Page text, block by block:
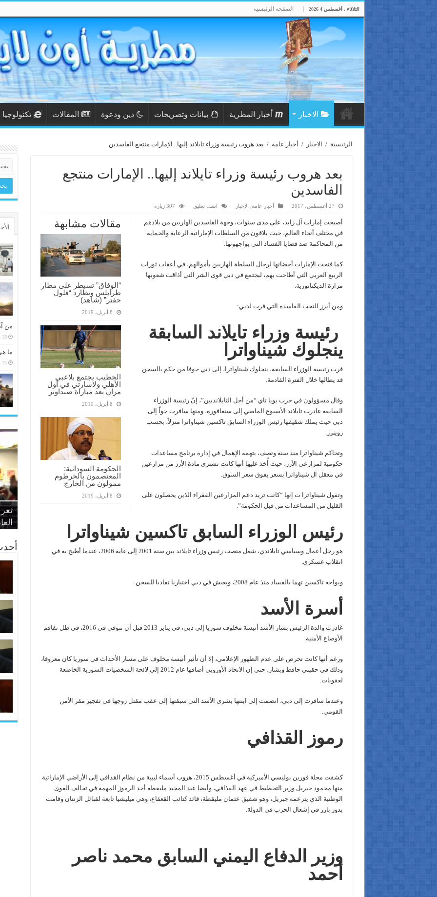
الثلاثاء , أغسطس 4 2026 الصفحه الرئيسيه
الاخبار أخبار المطرية بيانات وتصريحات دين ودعوة المقالات تكنولوجيا
الرئيسية / الاخبار / أخبار عامه / بعد هروب رئيسة وزراء تايلاند إليها.. الإمارات منتجع الفاسدين
بعد هروب رئيسة وزراء تايلاند إليها.. الإمارات منتجع
الفاسدين
27 أغسطس، 2017 أخبار عامه الاخبار اضف تعليق 307 زيارة
مقالات مشابهة
“الوفاق” تسيطر على مطار
طرابلس وتطارد “فلول
حفتر” (شاهد)
8 أبريل، 2019
الخطيب يجتمع بلاعبي
الأهلي ولاسارتي في أول
مران بعد مباراة صنداونز
8 أبريل، 2019
الحكومة السودانية:
المعتصمون بالخرطوم
ممولون من الخارج
8 أبريل، 2019
أصبحت إمارات آل زايد، على مدى سنوات، وجهة الفاسدين الهاربين من بلادهم
في مختلف أنحاء العالم، حيث يلاقون من السلطات الإماراتية الرعاية والحماية
من المحاكمة ضد قضايا الفساد التي يواجهونها.
كما فتحت الإمارات أحضانها لرجال السلطة الهاربين بأموالهم، في أعقاب ثورات
الربيع العربي التي أطاحت بهم، ليجتمع في دبي قوى الشر التي أذاقت شعوبها
مرارة الديكتاتورية.
ومن أبرز النخب الفاسدة التي فرت لدبي:
رئيسة وزراء تايلاند السابقة
ينجلوك شيناواترا
فرت رئيسة الوزراء السابقة، ينجلوك شيناواترا، إلى دبي خوفا من حكم بالسجن
قد يطالها خلال الفترة القادمة.
وقال مسؤولون في حزب بويا تاي “من أجل التايلانديين”، إنّ رئيسة الوزراء
السابقة غادرت تايلاند الأسبوع الماضي إلى سنغافورة، ومنها سافرت جواً إلى
دبي حيث يملك شقيقها رئيس الوزراء السابق تاكسين شيناواترا منزلاً، بحسب
رويترز.
وتحاكم شيناواترا منذ سنة ونصف، بتهمة الإهمال في إدارة برنامج مساعدات
حكومية لمزارعي الأرز، حيث أُخذ عليها أنها كانت تشتري مادة الأرز من مزارعين
في معقل آل شيناواترا بسعر يفوق سعر السوق.
وتقول شيناواترا ت إنها “كانت تريد دعم المزارعين الفقراء الذين يحصلون على
القليل من المساعدات من قبل الحكومة”.
رئيس الوزراء السابق تاكسين شيناواترا
هو رجل أعمال وسياسي تايلاندي، شغل منصب رئيس وزراء تايلاند بين سنة 2001 إلى غاية 2006، عندما أطيح به في
انقلاب عسكري.
ويواجه تاكسين تهما بالفساد منذ عام 2008، ويعيش في دبي اختياريا تفاديا للسجن.
أسرة الأسد
غادرت والدة الرئيس بشار الأسد أنيسة مخلوف سوريا إلى دبي، في يناير 2013 قبل أن تتوفى في 2016، في ظل تفاقم
الأوضاع الأمنية.
ورغم أنها كانت تحرص على عدم الظهور الإعلامي، إلا أن تأثير أنيسة مخلوف على مسار الأحداث في سوريا كان معروفا،
وذلك في حقبتي حافظ وبشار، حتى إن الاتحاد الأوروبي أضافها عام 2012 إلى لائحة الشخصيات السورية الخاضعة
لعقوبات.
وعندما سافرت إلى دبي، انضمت إلى ابنتها بشرى الأسد التي سبقتها إلى عقب مقتل زوجها في تفجير مقر الأمن
القومي.
رموز القذافي
كشفت مجلة فورين بوليسي الأميركية في أغسطس 2015، هروب أسماء ليبية من نظام القذافي إلى الأراضي الإماراتية
منها محمود جبريل وزير التخطيط في عهد القذافي، وأيضا عبد المجيد مليقطة أحد الرموز المهمة في تحالف القوى
الوطنية الذي يتزعمه جبريل، وهو شقيق عثمان مليقطة، قائد كتائب القعقاع، وهي ميليشيا تابعة لقبائل الزنتان وقامت
بدور بارز في إشعال الحرب في الدولة.
وزير الدفاع اليمني السابق محمد ناصر
أحمد
من
13 مارس، 2026
ما
13 مارس، 2026